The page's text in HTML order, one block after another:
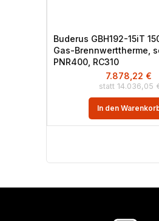
Buderus GBH192-15iT
Gas-Brennwerttherme,
PNR400, RC310
14.036,05
7.878,22 €
In den